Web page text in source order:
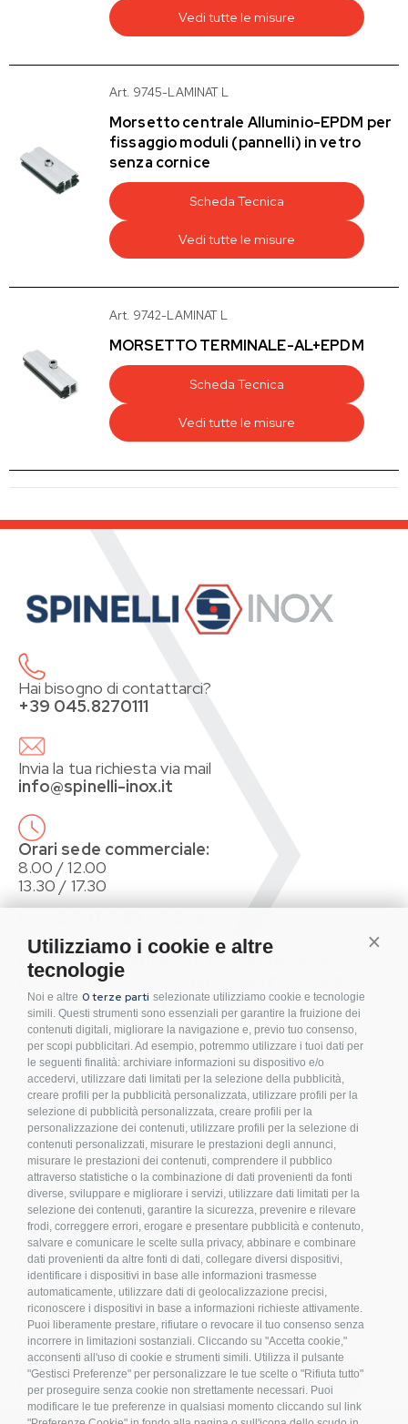
Utilizziamo i cookie e altre
tecnologie
Noi e altre 0 terze parti selezionate utilizziamo cookie e tecnologie
simili. Questi strumenti sono essenziali per garantire la fruizione dei
contenuti digitali, migliorare la navigazione e, previo tuo consenso,
per scopi pubblicitari. Ad esempio, potremmo utilizzare i tuoi dati per
le seguenti finalità: archiviare informazioni su dispositivo e/o
accedervi, utilizzare dati limitati per la selezione della pubblicità,
creare profili per la pubblicità personalizzata, utilizzare profili per la
selezione di pubblicità personalizzata, creare profili per la
personalizzazione dei contenuti, utilizzare profili per la selezione di
contenuti personalizzati, misurare le prestazioni degli annunci,
misurare le prestazioni dei contenuti, comprendere il pubblico
attraverso statistiche o la combinazione di dati provenienti da fonti
diverse, sviluppare e migliorare i servizi, utilizzare dati limitati per la
selezione dei contenuti, garantire la sicurezza, prevenire e rilevare
frodi, correggere errori, erogare e presentare pubblicità e contenuto,
salvare e comunicare le scelte sulla privacy, abbinare e combinare
dati provenienti da altre fonti di dati, collegare diversi dispositivi,
identificare i dispositivi in base alle informazioni trasmesse
automaticamente, utilizzare dati di geolocalizzazione precisi,
riconoscere i dispositivi in base a informazioni richieste attivamente.
Puoi liberamente prestare, rifiutare o revocare il tuo consenso senza
incorrere in limitazioni sostanziali. Cliccando su "Accetta cookie,"
acconsenti all'uso di cookie e strumenti simili. Utilizza il pulsante
"Gestisci Preferenze" per personalizzare le tue scelte o "Rifiuta tutto"
per proseguire senza cookie non strettamente necessari. Puoi
modificare le tue preferenze in qualsiasi momento cliccando sul link
Vedi tutte le misure
Art. 9745-LAMINAT L
Morsetto centrale Alluminio-EPDM per
fissaggio moduli (pannelli) in vetro
senza cornice
Scheda Tecnica
Vedi tutte le misure
Art. 9742-LAMINAT L
MORSETTO TERMINALE-AL+EPDM
Scheda Tecnica
Vedi tutte le misure
Hai bisogno di contattarci?
+39 045.8270111
Invia la tua richiesta via mail
info@spinelli-inox.it
Orari sede commerciale:
8.00 / 12.00
13.30 / 17.30
Distributori per il mercato B2B di Bulloneria,
Raccorderia e Accessori in Acciaio Inossidabile.
Sistemi di fissaggio per Impianti Fotovoltaici.
Condizioni d’acquisto
Privacy Policy
Cookies
Compliance
Etichettatura Ambientale
FAQ
Bulloneria
Raccorderia
Accessori per Arredo e Nautica
Sistemi di fissaggio per Impianti Fotovoltaici
Iscriviti alla nostra newsletter!
ISCRIVITI